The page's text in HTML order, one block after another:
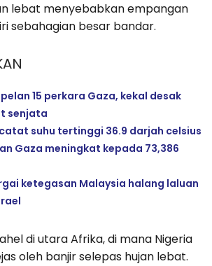
lebat menyebabkan empangan
sebahagian besar bandar.
15 perkara Gaza, kekal desak
senjata
suhu tertinggi 36.9 darjah celsius
Gaza meningkat kepada 73,386
ketegasan Malaysia halang laluan
di utara Afrika, di mana Nigeria
oleh banjir selepas hujan lebat.